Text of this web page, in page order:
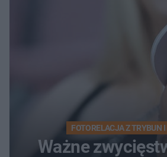
FOTORELACJA Z TRYBUN
Ważne